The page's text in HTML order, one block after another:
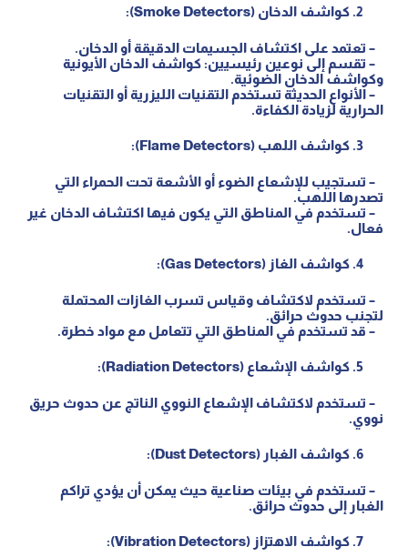
كواشف الدخان (Smoke Detectors
):
– تعتمد على اكتشاف الجسيمات الدقيقة أو الدخان.
– تقسم إلى نوعين رئيسيين: كواشف الدخان الأيونية
وكواشف الدخان الضوئية.
– الأنواع الحديثة تستخدم التقنيات الليزرية أو التقنيات
الحرارية لزيادة الكفاءة.
كواشف اللهب (Flame Detectors
):
– تستجيب للإشعاع الضوء أو الأشعة تحت الحمراء التي
تصدرها اللهب.
– تستخدم في المناطق التي يكون فيها اكتشاف الدخان غير
فعال.
كواشف الغاز (Gas Detectors
):
– تستخدم لاكتشاف وقياس تسرب الغازات المحتملة
لتجنب حدوث حرائق.
– قد تستخدم في المناطق التي تتعامل مع مواد خطرة.
كواشف الإشعاع (Radiation Detectors
):
– تستخدم لاكتشاف الإشعاع النووي الناتج عن حدوث حريق
نووي.
كواشف الغبار (Dust Detectors
):
– تستخدم في بيئات صناعية حيث يمكن أن يؤدي تراكم
الغبار إلى حدوث حرائق.
كواشف الاهتزاز (Vibration Detectors
):